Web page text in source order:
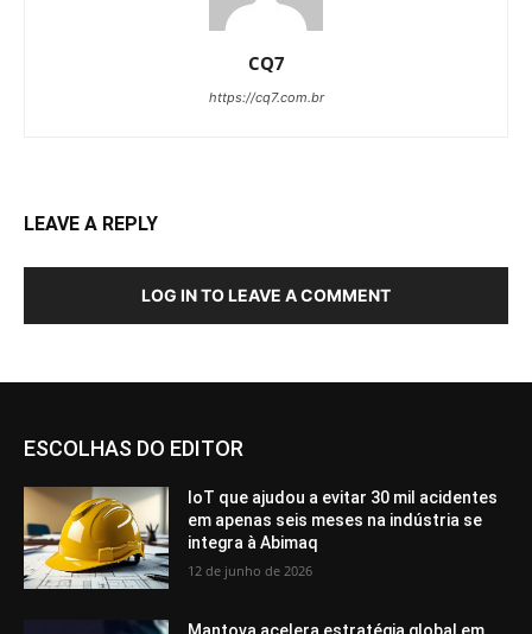
CQ7
https://cq7.com.br
LEAVE A REPLY
LOG IN TO LEAVE A COMMENT
ESCOLHAS DO EDITOR
IoT que ajudou a evitar 30 mil acidentes
em apenas seis meses na indústria se
integra à Abimaq
12 de junho de 2026
Mantova acelera estratégia global em